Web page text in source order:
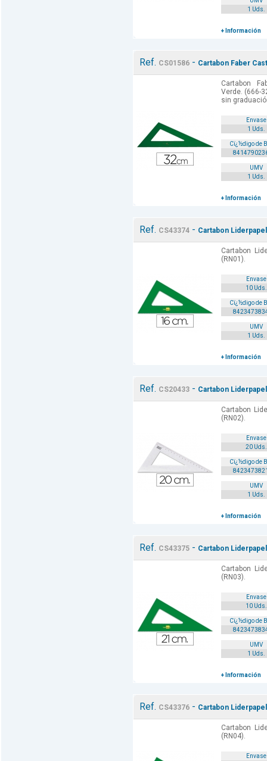
1 Uds.
+ Información
Ref. CS01586- Cartabon Faber
Cartabon
Verde. (666-
sin
Envase
1 Uds.
Cï¿½digo de
UMV
1 Uds.
+ Información
Ref. CS43374- Cartabon
Cartabon
(RN01).
Envase
10 Uds.
Cï¿½digo de
UMV
1 Uds.
+ Información
Ref. CS20433- Cartabon
Cartabon
(RN02).
Envase
20 Uds.
Cï¿½digo de
UMV
1 Uds.
+ Información
Ref. CS43375- Cartabon
Cartabon
(RN03).
Envase
10 Uds.
Cï¿½digo de
UMV
1 Uds.
+ Información
Ref. CS43376- Cartabon
Cartabon
(RN04).
Envase